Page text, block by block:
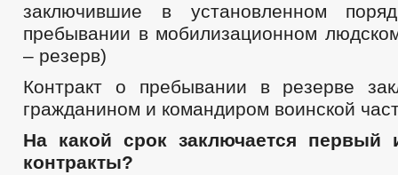
заключившие в установленном
пребывании в мобилизационном
– резерв)
Контракт о пребывании в резерве
гражданином и командиром воинской
На какой срок заключается первый
контракты?